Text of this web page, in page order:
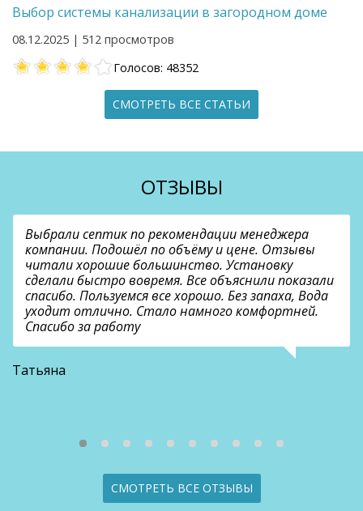
Выбор системы канализации в загородном доме
08.12.2025 | 512 просмотров
Голосов: 48352
СМОТРЕТЬ ВСЕ СТАТЬИ
ОТЗЫВЫ
Выбрали септик по рекомендации менеджера
компании. Подошёл по объёму и цене. Отзывы
читали хорошие большинство. Установку
сделали быстро вовремя. Все объяснили показали
спасибо. Пользуемся все хорошо. Без запаха, Вода
уходит отлично. Стало намного комфортней.
Спасибо за работу
Татьяна
СМОТРЕТЬ ВСЕ ОТЗЫВЫ